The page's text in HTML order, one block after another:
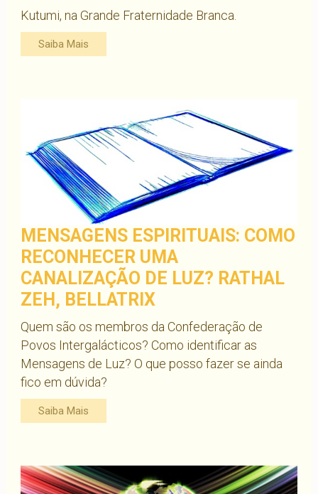
Kutumi, na Grande Fraternidade Branca.
Saiba Mais
MENSAGENS ESPIRITUAIS: COMO
RECONHECER UMA
CANALIZAÇÃO DE LUZ? RATHAL
ZEH, BELLATRIX
Quem são os membros da Confederação de
Povos Intergalácticos? Como identificar as
Mensagens de Luz? O que posso fazer se ainda
fico em dúvida?
Saiba Mais